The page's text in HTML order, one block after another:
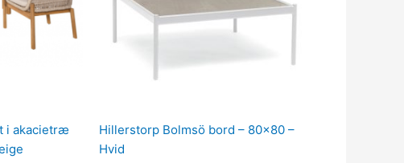
i akacietræ
Hillerstorp Bolmsö bord – 80×80 –
Hvid